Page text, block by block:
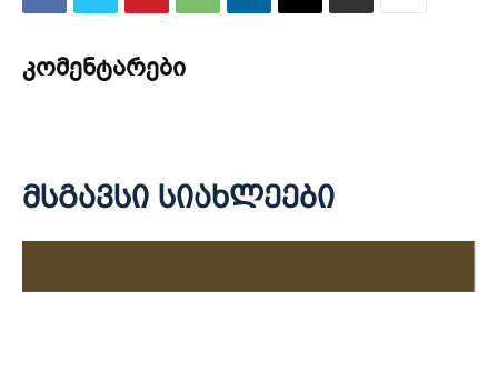
კომენტარები
მსგავსი სიახლეები